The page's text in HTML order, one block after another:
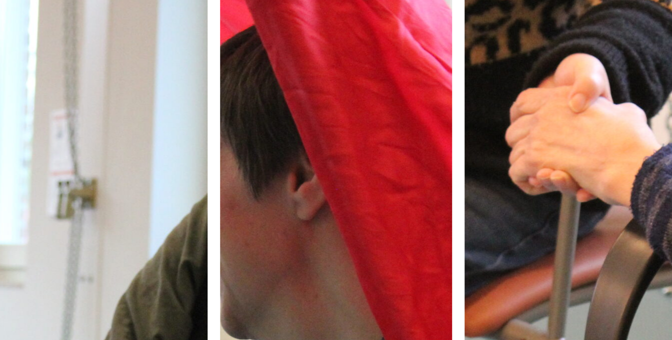
Voorthuizerstraat 104 | Putten
Anker
Bekijk locatie
Anne Franklaan 46 | Harderwijk
Anne Franklaan